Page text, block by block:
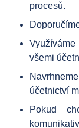
procesů.
všemi
účetnictví
Pokud